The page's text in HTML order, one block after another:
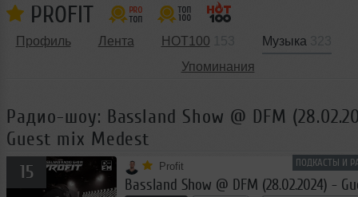
PROFIT
Профиль Лента HOT100 Музыка
Упоминания
Радио-шоу: Bassland Show @ DFM
Guest mix Medest
ПОДКАСТЫ И
15 Profit